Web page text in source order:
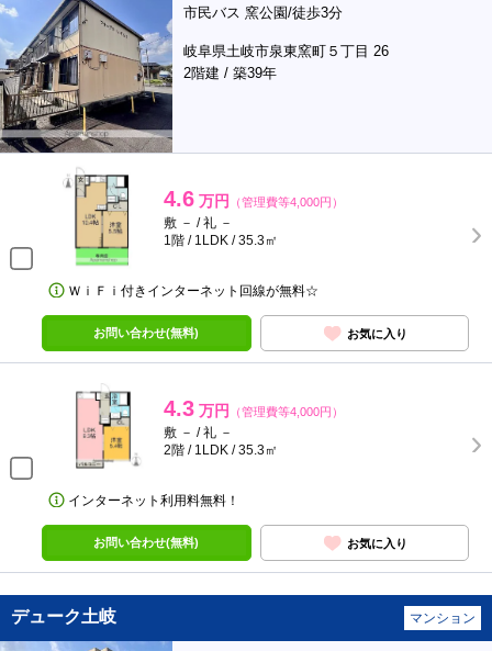
市民バス 窯公園/徒歩3分
岐阜県土岐市泉東窯町５丁目 26
2階建 / 築39年
4.6 万円 （管理費等4,000円）
敷 － / 礼 －
1階 / 1LDK / 35.3㎡
ＷｉＦｉ付きインターネット回線が無料☆
お問い合わせ(無料) お気に入り
4.3 万円 （管理費等4,000円）
敷 － / 礼 －
2階 / 1LDK / 35.3㎡
インターネット利用料無料！
お問い合わせ(無料) お気に入り
デューク土岐 マンション